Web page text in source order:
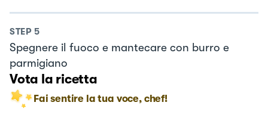
STEP 5
Spegnere il fuoco e mantecare con burro e
parmigiano
Vota la ricetta
Fai sentire la tua voce, chef!